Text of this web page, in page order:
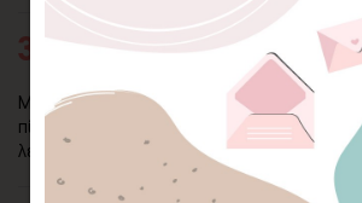
33,86€
Μία χρωματική έκρηξη, κόκκινο, πράσινο,
πίνακα καμβά τα χρώματα κάνουν πάρτι
λέτε;